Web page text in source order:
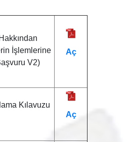
İşlemlerine
V2)
Aç
Kılavuzu
Aç